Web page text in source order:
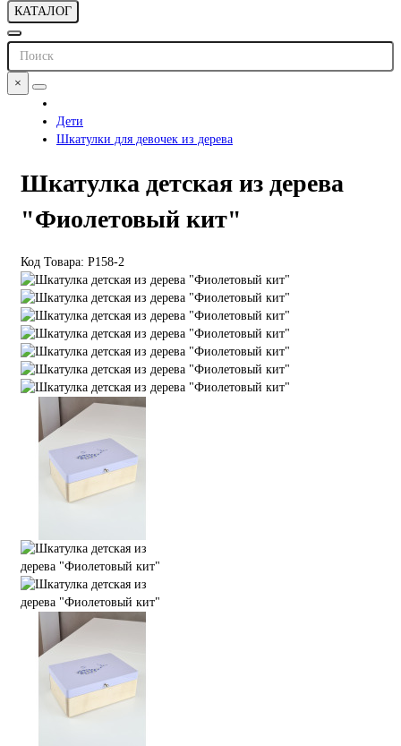
КАТАЛОГ
×
Дети
Шкатулки для девочек из дерева
Шкатулка детская из дерева
"Фиолетовый кит"
Код Товара: P158-2